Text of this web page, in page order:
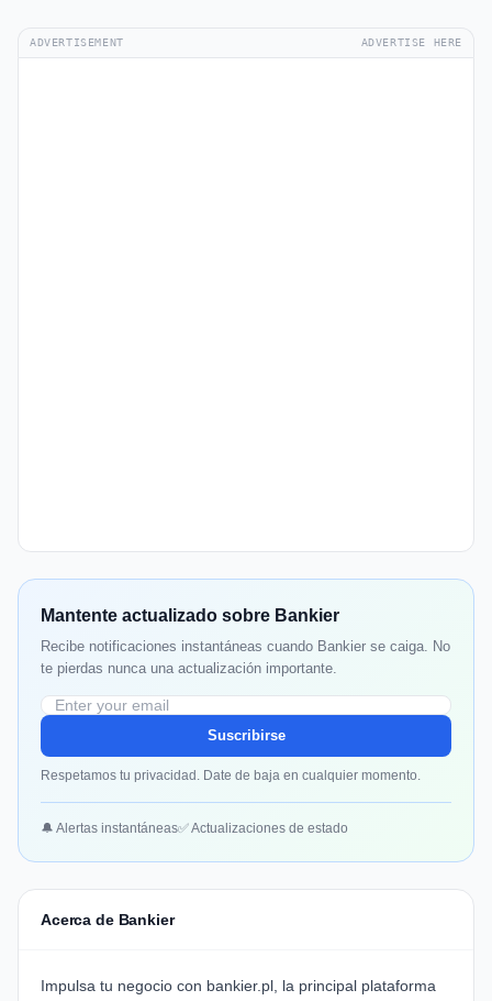
ADVERTISEMENT ADVERTISE HERE
Mantente actualizado sobre Bankier
Recibe notificaciones instantáneas cuando Bankier se caiga. No
te pierdas nunca una actualización importante.
Suscribirse
Respetamos tu privacidad. Date de baja en cualquier momento.
🔔 Alertas instantáneas✅ Actualizaciones de estado
Acerca de Bankier
Impulsa tu negocio con bankier.pl, la principal plataforma